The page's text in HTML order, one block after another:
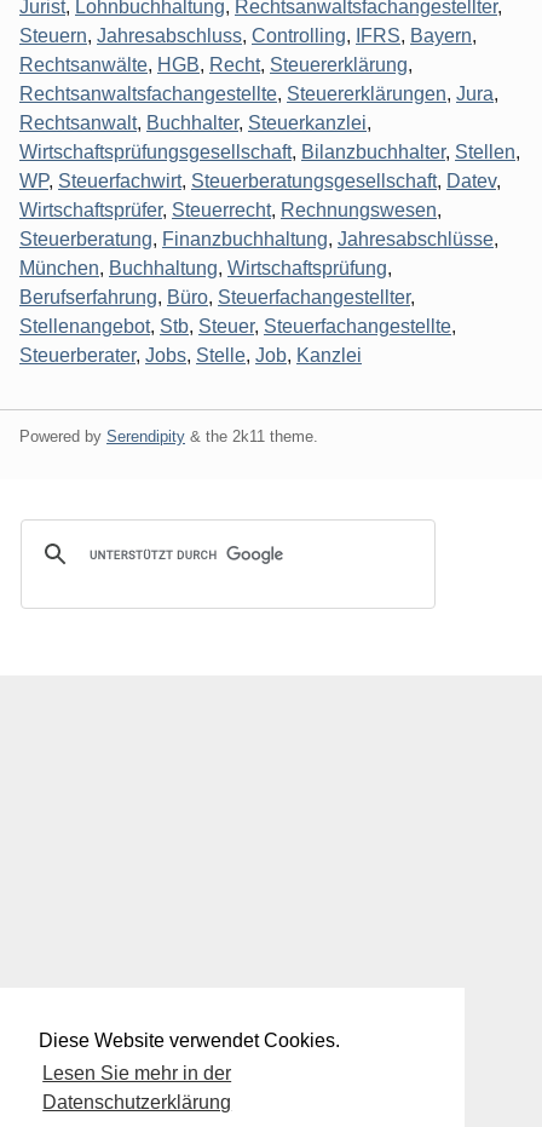
Diese Website verwendet Cookies.
Lesen Sie mehr in der
Datenschutzerklärung
Jurist, Lohnbuchhaltung, Rechtsanwaltsfachangestellter,
Steuern, Jahresabschluss, Controlling, IFRS, Bayern,
Rechtsanwälte, HGB, Recht, Steuererklärung,
Rechtsanwaltsfachangestellte, Steuererklärungen, Jura,
Rechtsanwalt, Buchhalter, Steuerkanzlei,
Wirtschaftsprüfungsgesellschaft, Bilanzbuchhalter, Stellen,
WP, Steuerfachwirt, Steuerberatungsgesellschaft, Datev,
Wirtschaftsprüfer, Steuerrecht, Rechnungswesen,
Steuerberatung, Finanzbuchhaltung, Jahresabschlüsse,
München, Buchhaltung, Wirtschaftsprüfung,
Berufserfahrung, Büro, Steuerfachangestellter,
Stellenangebot, Stb, Steuer, Steuerfachangestellte,
Steuerberater, Jobs, Stelle, Job, Kanzlei
Powered by Serendipity & the 2k11 theme.